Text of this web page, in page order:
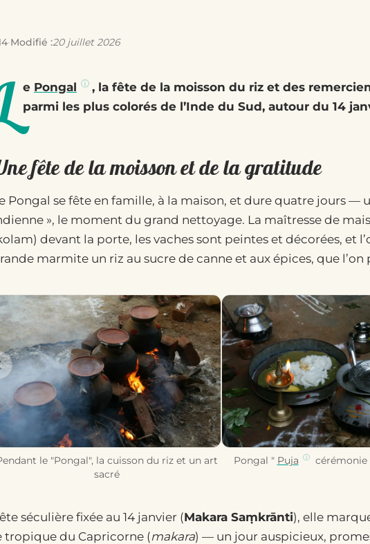
·Modifié :20 juillet 2026
e Pongal
, la fête de la moisson du riz et des
parmi les plus colorés de l’Inde du Sud, autour du 14
fête de la moisson et de la gratitude
Pongal se fête en famille, à la maison, et dure quatre jours —
», le moment du grand nettoyage. La maîtresse de
devant la porte, les vaches sont peintes et décorées, et
marmite un riz au sucre de canne et aux épices, que l’on
le "Pongal", la cuisson du riz et un art
sacré
Pongal " Puja cérémonie
séculière fixée au 14 janvier (Makara Saṃkrānti), elle
tropique du Capricorne (makara) — un jour auspicieux,